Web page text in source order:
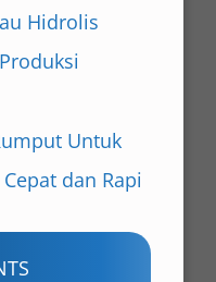
Hidrolis
Untuk
dan Rapi